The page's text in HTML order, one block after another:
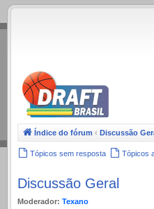
.
Índice do fórum ‹ Discussão
Tópicos sem resposta Tópicos
Discussão Geral
Moderador: Texano